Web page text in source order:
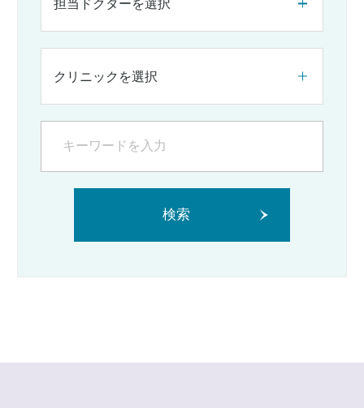
担当ドクターを選択
クリニックを選択
検索